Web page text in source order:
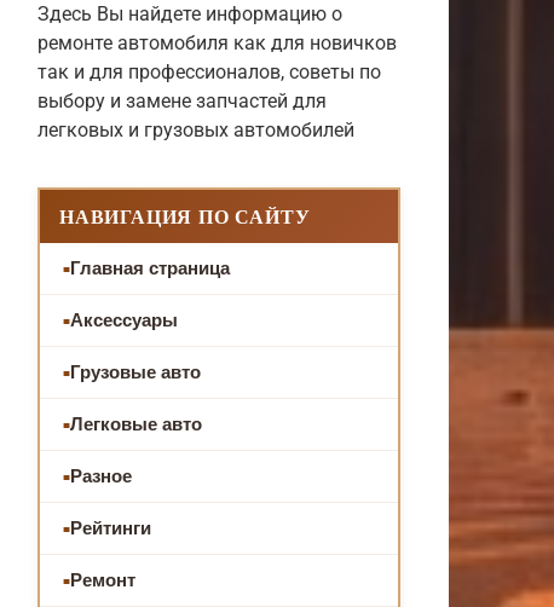
Здесь Вы найдете информацию о
ремонте автомобиля как для новичков
так и для профессионалов, советы по
выбору и замене запчастей для
легковых и грузовых автомобилей
НАВИГАЦИЯ ПО САЙТУ
Главная страница
Аксессуары
Грузовые авто
Легковые авто
Разное
Рейтинги
Ремонт